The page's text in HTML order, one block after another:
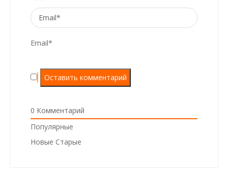
Email*
0 Комментарий
Популярные
Новые Старые